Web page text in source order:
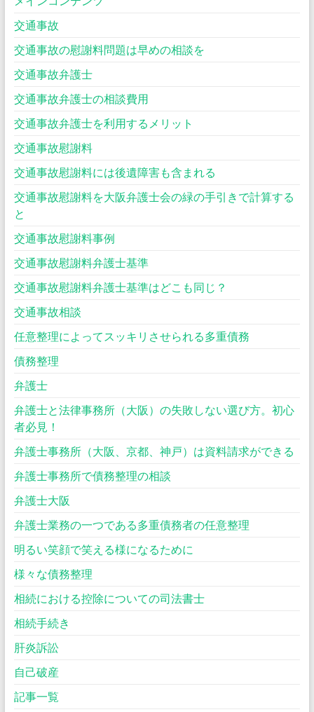
交通事故
交通事故の慰謝料問題は早めの相談を
交通事故弁護士
交通事故弁護士の相談費用
交通事故弁護士を利用するメリット
交通事故慰謝料
交通事故慰謝料には後遺障害も含まれる
交通事故慰謝料を大阪弁護士会の緑の手引きで計算する
と
交通事故慰謝料事例
交通事故慰謝料弁護士基準
交通事故慰謝料弁護士基準はどこも同じ？
交通事故相談
任意整理によってスッキリさせられる多重債務
債務整理
弁護士
弁護士と法律事務所（大阪）の失敗しない選び方。初心
者必見！
弁護士事務所（大阪、京都、神戸）は資料請求ができる
弁護士事務所で債務整理の相談
弁護士大阪
弁護士業務の一つである多重債務者の任意整理
明るい笑顔で笑える様になるために
様々な債務整理
相続における控除についての司法書士
相続手続き
肝炎訴訟
自己破産
記事一覧